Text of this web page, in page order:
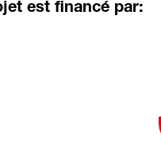
est financé par: